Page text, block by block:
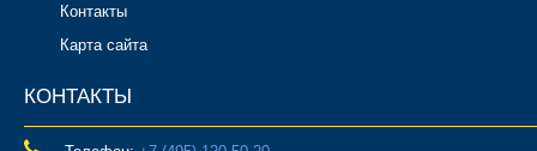
Контакты
Карта сайта
КОНТАКТЫ